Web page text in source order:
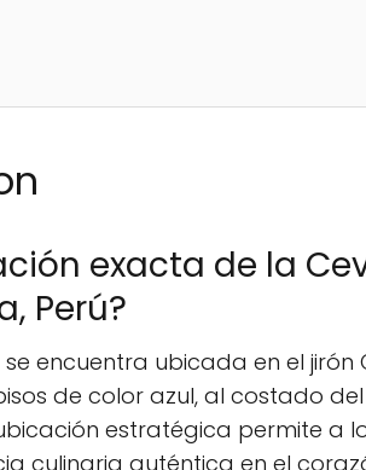
exacta de la
Perú?
se encuentra ubicada en el
de color azul, al costado
estratégica permite a
culinaria auténtica en el